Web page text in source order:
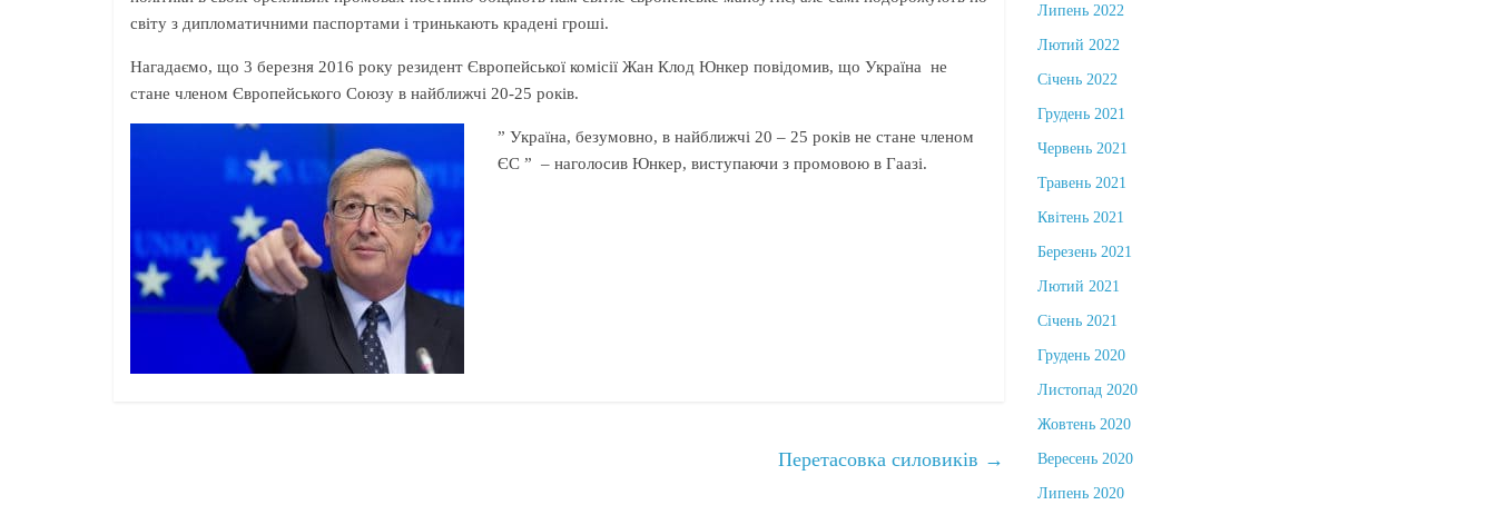
світу з дипломатичними паспортами і тринькають крадені гроші.
Нагадаємо, що 3 березня 2016 року резидент Європейської комісії Жан Клод Юнкер повідомив, що Україна не
стане членом Європейського Союзу в найближчі 20-25 років.
” Україна, безумовно, в найближчі 20 – 25 років не стане членом
ЄС ” – наголосив Юнкер, виступаючи з промовою в Гаазі.
Перетасовка силовиків →
Липень 2022
Лютий 2022
Січень 2022
Грудень 2021
Червень 2021
Травень 2021
Квітень 2021
Березень 2021
Лютий 2021
Січень 2021
Грудень 2020
Листопад 2020
Жовтень 2020
Вересень 2020
Липень 2020